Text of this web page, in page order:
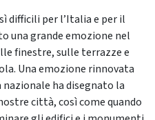
difficili per l’Italia e per il
una grande emozione nel
finestre, sulle terrazze e
Una emozione rinnovata
ha disegnato la
città, così come quando